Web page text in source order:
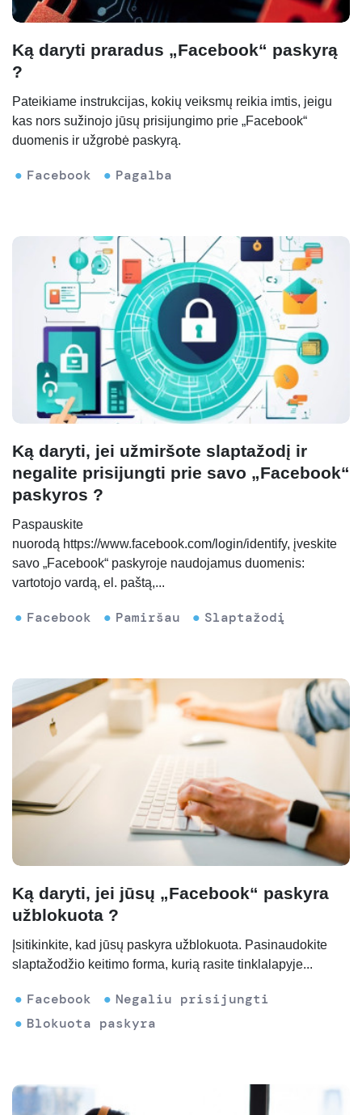
Ką daryti praradus „Facebook“ paskyrą
?
Pateikiame instrukcijas, kokių veiksmų reikia imtis, jeigu
kas nors sužinojo jūsų prisijungimo prie „Facebook“
duomenis ir užgrobė paskyrą.
Facebook Pagalba
Ką daryti, jei užmiršote slaptažodį ir
negalite prisijungti prie savo „Facebook“
paskyros ?
Paspauskite
nuorodą https://www.facebook.com/login/identify, įveskite
savo „Facebook“ paskyroje naudojamus duomenis:
vartotojo vardą, el. paštą,...
Facebook Pamiršau Slaptažodį
Ką daryti, jei jūsų „Facebook“ paskyra
užblokuota ?
Įsitikinkite, kad jūsų paskyra užblokuota. Pasinaudokite
slaptažodžio keitimo forma, kurią rasite tinklalapyje...
Facebook
Negaliu prisijungti
Blokuota paskyra